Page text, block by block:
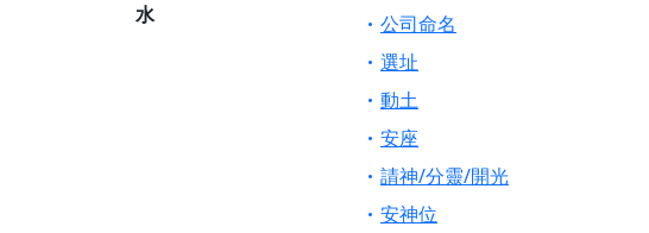
水
公司命名
選址
動土
安座
請神/分靈/開光
安神位